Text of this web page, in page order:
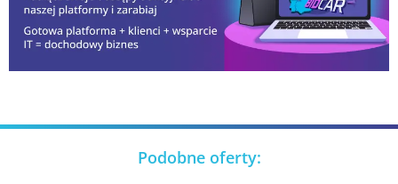
Podobne oferty: